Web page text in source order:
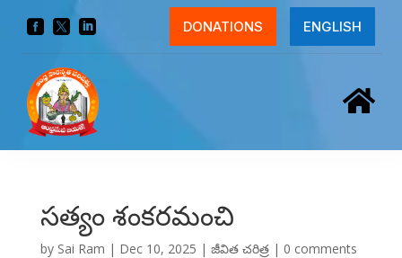
   DONATIONS ENGLISH

సత్యం శంకరమంచి
by Sai Ram | Dec 10, 2025 | జీవిత చరిత్ర| 0 comments